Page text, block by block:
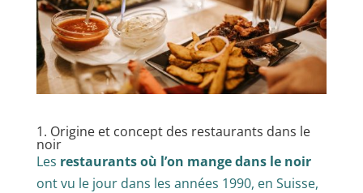
1. Origine et concept des restaurants dans le
noir
Les restaurants où l’on mange dans le noir
ont vu le jour dans les années 1990, en Suisse,